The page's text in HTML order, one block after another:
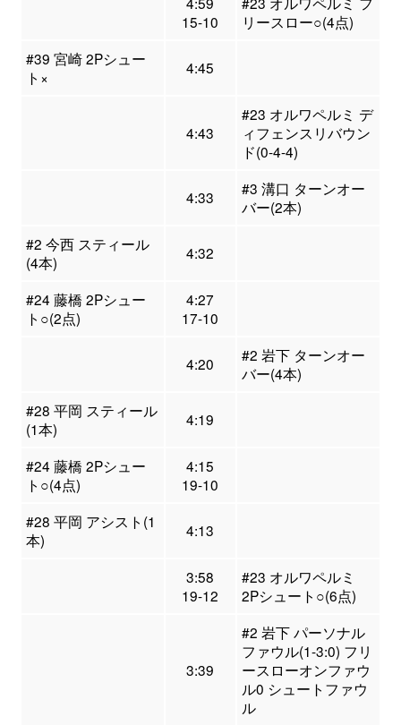
15-10
リースロー○(4点)
#39 宮崎 2Pシュー
ト×
4:45
4:43
#23 オルワペルミ デ
ィフェンスリバウン
ド(0-4-4)
4:33
#3 溝口 ターンオー
バー(2本)
#2 今西 スティール
(4本)
4:32
#24 藤橋 2Pシュー
ト○(2点)
4:27
17-10
4:20
#2 岩下 ターンオー
バー(4本)
#28 平岡 スティール
(1本)
4:19
#24 藤橋 2Pシュー
ト○(4点)
4:15
19-10
#28 平岡 アシスト(1
本)
4:13
3:58
19-12
#23 オルワペルミ
2Pシュート○(6点)
3:39
#2 岩下 パーソナル
ファウル(1-3:0) フリ
ースローオンファウ
ル0 シュートファウ
ル